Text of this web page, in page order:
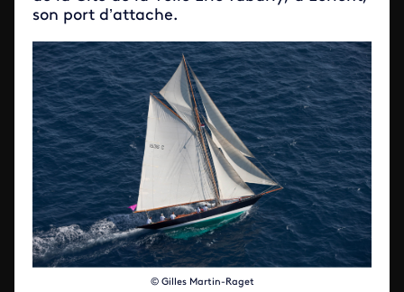
son port d’attache.
© Gilles Martin-Raget